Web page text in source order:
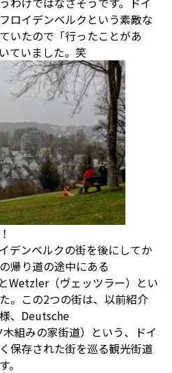
ロイデンベルクという素敵な
いたので「行ったことがあ
ていました。笑
デンベルクの街を後にしてか
帰り道の途中にある
Wetzler（ヴェッツラー）とい
。この2つの街は、以前紹介
、Deutsche
組みの家街道）という、ドイ
保存された街を巡る観光街道